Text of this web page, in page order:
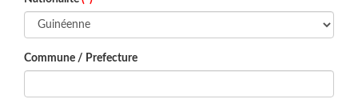
Commune / Prefecture